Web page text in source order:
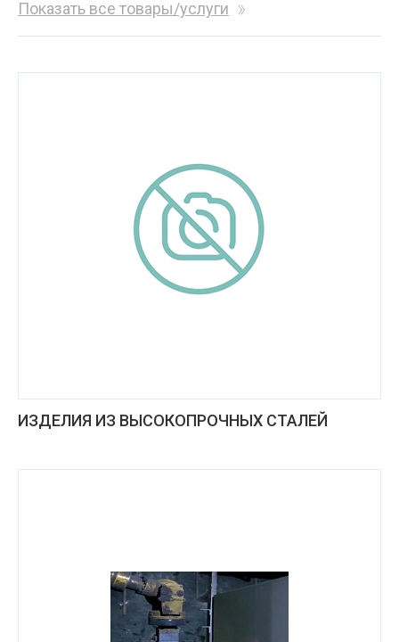
Показать все товары/услуги
ИЗДЕЛИЯ ИЗ ВЫСОКОПРОЧНЫХ СТАЛЕЙ